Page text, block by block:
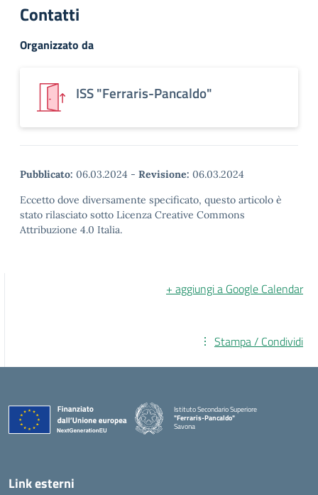
Contatti
Organizzato da
ISS "Ferraris-Pancaldo"
Pubblicato: 06.03.2024 - Revisione: 06.03.2024
Eccetto dove diversamente specificato, questo articolo è
stato rilasciato sotto Licenza Creative Commons
Attribuzione 4.0 Italia.
+ aggiungi a Google Calendar
Stampa / Condividi
Istituto Secondario Superiore
"Ferraris-Pancaldo"
Savona
Link esterni